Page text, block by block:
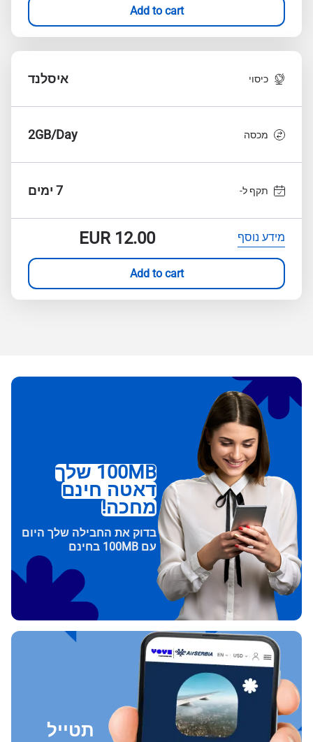
Add to cart
כיסוי איסלנד
מכסה 2GB/Day
תקף ל- 7 ימים
מידע נוסף EUR12.00
Add to cart
100MB שלך
דאטה חינם
מחכה!
בדוק את החבילה שלך היום
עם 100MB בחינם
תטייל